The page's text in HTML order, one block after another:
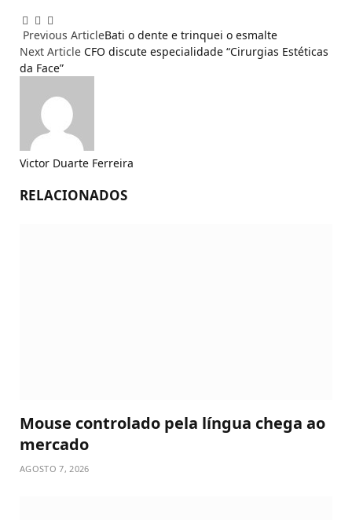
Facebook
EmailWhatsApp
Previous ArticleBati o dente e trinquei o esmalte
Next Article CFO discute especialidade “Cirurgias Estéticas
da Face”
Victor Duarte Ferreira
RELACIONADOS
Mouse controlado pela língua chega ao
mercado
AGOSTO 7, 2026